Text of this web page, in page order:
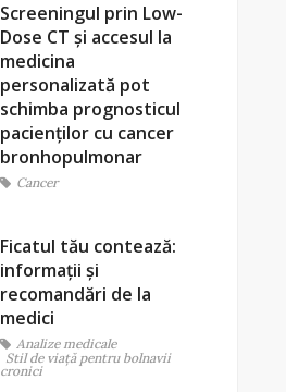
Screeningul prin Low-
Dose CT și accesul la
medicina
personalizată pot
schimba prognosticul
pacienților cu cancer
bronhopulmonar
Cancer
Ficatul tău contează:
informații și
recomandări de la
medici
Analize medicale
Stil de viaţă pentru bolnavii
cronici